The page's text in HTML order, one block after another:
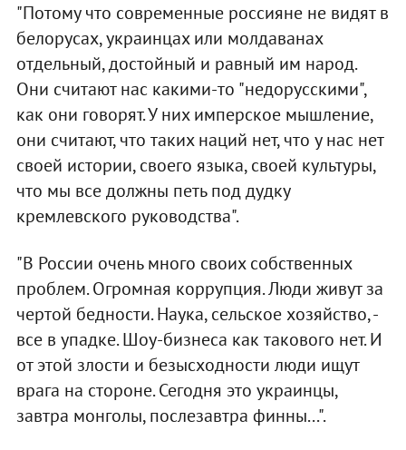
"Потому что современные россияне не видят в
белорусах, украинцах или молдаванах
отдельный, достойный и равный им народ.
Они считают нас какими-то "недорусскими",
как они говорят. У них имперское мышление,
они считают, что таких наций нет, что у нас нет
своей истории, своего языка, своей культуры,
что мы все должны петь под дудку
кремлевского руководства".
"В России очень много своих собственных
проблем. Огромная коррупция. Люди живут за
чертой бедности. Наука, сельское хозяйство, -
все в упадке. Шоу-бизнеса как такового нет. И
от этой злости и безысходности люди ищут
врага на стороне. Сегодня это украинцы,
завтра монголы, послезавтра финны...".